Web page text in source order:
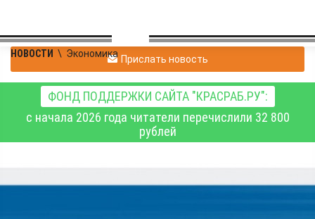
НОВОСТИ \ Экономика Прислать новость
ФОНД ПОДДЕРЖКИ САЙТА "КРАСРАБ.РУ":
с начала 2026 года читатели перечислили 32 800
рублей
В Красноярскстате